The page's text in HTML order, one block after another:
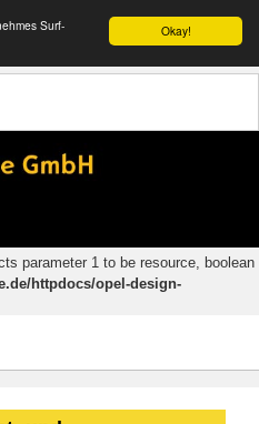
Okay!
Surf-
parameter 1 to be resource, boolean
httpdocs/opel-design-